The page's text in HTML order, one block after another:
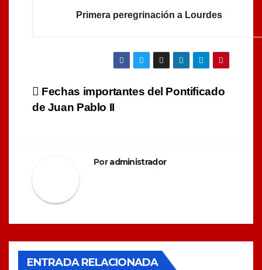
Primera peregrinación a Lourdes
Navegación
Fechas importantes del Pontificado
de Juan Pablo II
Poradministrador
ENTRADA RELACIONADA